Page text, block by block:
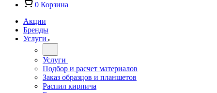
0 Корзина
Акции
Бренды
Услуги
Услуги
Подбор и расчет материалов
Заказ образцов и планшетов
Распил кирпича